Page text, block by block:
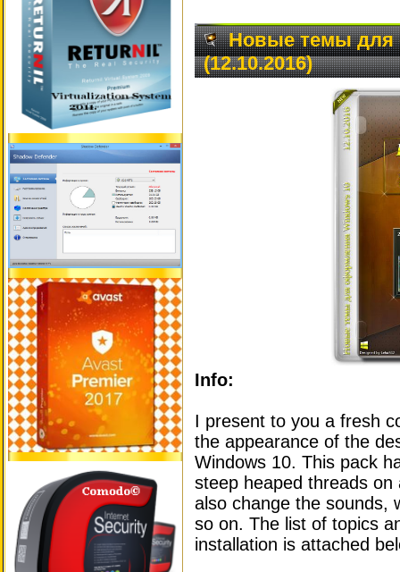
Новые темы для
(12.10.2016)
Info:
I present to you a fresh
the appearance of the
Windows 10. This pack
steep heaped threads
also change the sounds,
so on. The list of topics
installation is attached